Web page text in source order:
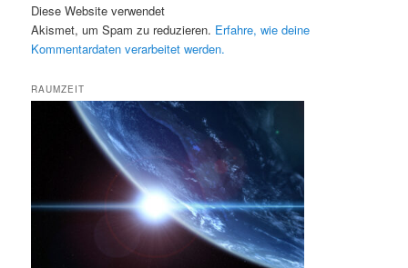
Diese Website verwendet
Akismet, um Spam zu reduzieren. Erfahre, wie deine
Kommentardaten verarbeitet werden.
RAUMZEIT